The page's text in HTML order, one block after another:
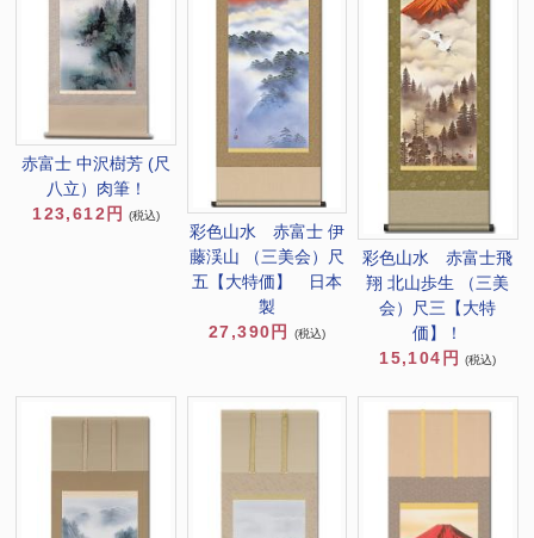
赤富士 中沢樹芳 (尺
八立）肉筆！
123,612円
(税込)
彩色山水 赤富士 伊
藤渓山 （三美会）尺
五【大特価】 日本
製
27,390円
(税込)
彩色山水 赤富士飛
翔 北山歩生 （三美
会）尺三【大特
価】！
15,104円 (税込)